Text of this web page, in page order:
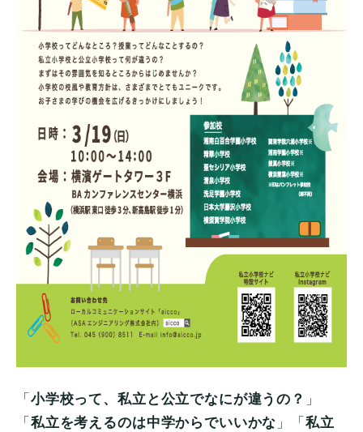
「 小学校って、私立と公立でなにが違うの？ 」
「 私立を考えるのは中学からでいいかな 」「私立